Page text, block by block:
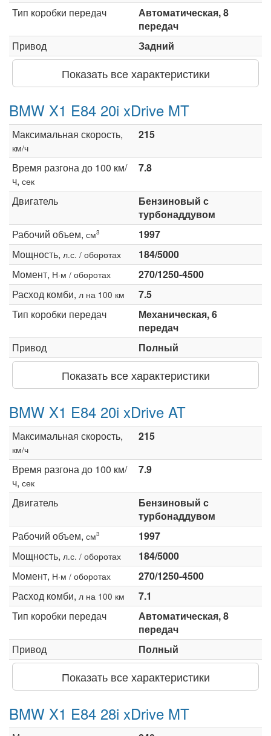
Тип коробки передач
Автоматическая, 8
передач
Привод
Задний
Показать все характеристики
BMW X1 E84 20i xDrive MT
Максимальная скорость,
км/ч
215
Время разгона до 100 км/
ч, сек
7.8
Двигатель
Бензиновый с
турбонаддувом
Рабочий объем, см3
1997
Мощность, л.с. / оборотах
184/5000
Момент, Н·м / оборотах
270/1250-4500
Расход комби, л на 100 км
7.5
Тип коробки передач
Механическая, 6
передач
Привод
Полный
Показать все характеристики
BMW X1 E84 20i xDrive AT
Максимальная скорость,
км/ч
215
Время разгона до 100 км/
ч, сек
7.9
Двигатель
Бензиновый с
турбонаддувом
Рабочий объем, см3
1997
Мощность, л.с. / оборотах
184/5000
Момент, Н·м / оборотах
270/1250-4500
Расход комби, л на 100 км
7.1
Тип коробки передач
Автоматическая, 8
передач
Привод
Полный
Показать все характеристики
BMW X1 E84 28i xDrive MT